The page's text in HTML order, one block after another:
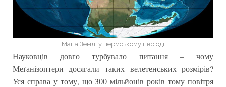
Мапа Землі у пермському періоді
Науковців довго турбувало питання – чому
Меґанізоптери досягали таких велетенських розмірів?
Уся справа у тому, що 300 мільйонів років тому повітря